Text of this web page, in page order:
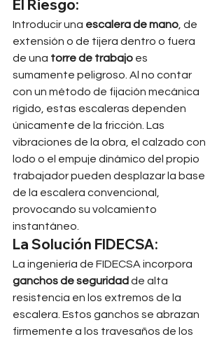
El Riesgo:
Introducir una escalera de mano , de
extensión o de tijera dentro o fuera
de una torre de trabajo es
sumamente peligroso. Al no contar
con un método de fijación mecánica
rígido, estas escaleras dependen
únicamente de la fricción. Las
vibraciones de la obra, el calzado con
lodo o el empuje dinámico del propio
trabajador pueden desplazar la base
de la escalera convencional,
provocando su volcamiento
instantáneo.
La Solución FIDECSA:
La ingeniería de FIDECSA incorpora
ganchos de seguridad de alta
resistencia en los extremos de la
escalera. Estos ganchos se abrazan
firmemente a los travesaños de los